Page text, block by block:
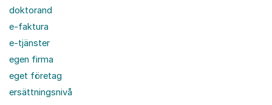
doktorand
e-faktura
e-tjänster
egen firma
eget företag
ersättningsnivå